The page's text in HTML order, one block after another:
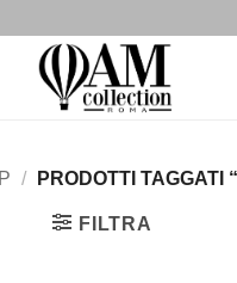
/ PRODOTTI TAGGATI
FILTRA